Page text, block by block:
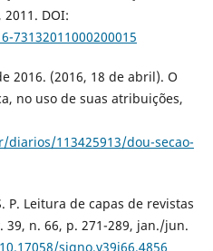
2011. DOI:
73132011000200015
2016. (2016, 18 de abril). O
no uso de suas atribuições,
113425913/dou-secao-
P. Leitura de capas de revistas
39, n. 66, p. 271-289, jan./jun.
signo.v39i66.4856